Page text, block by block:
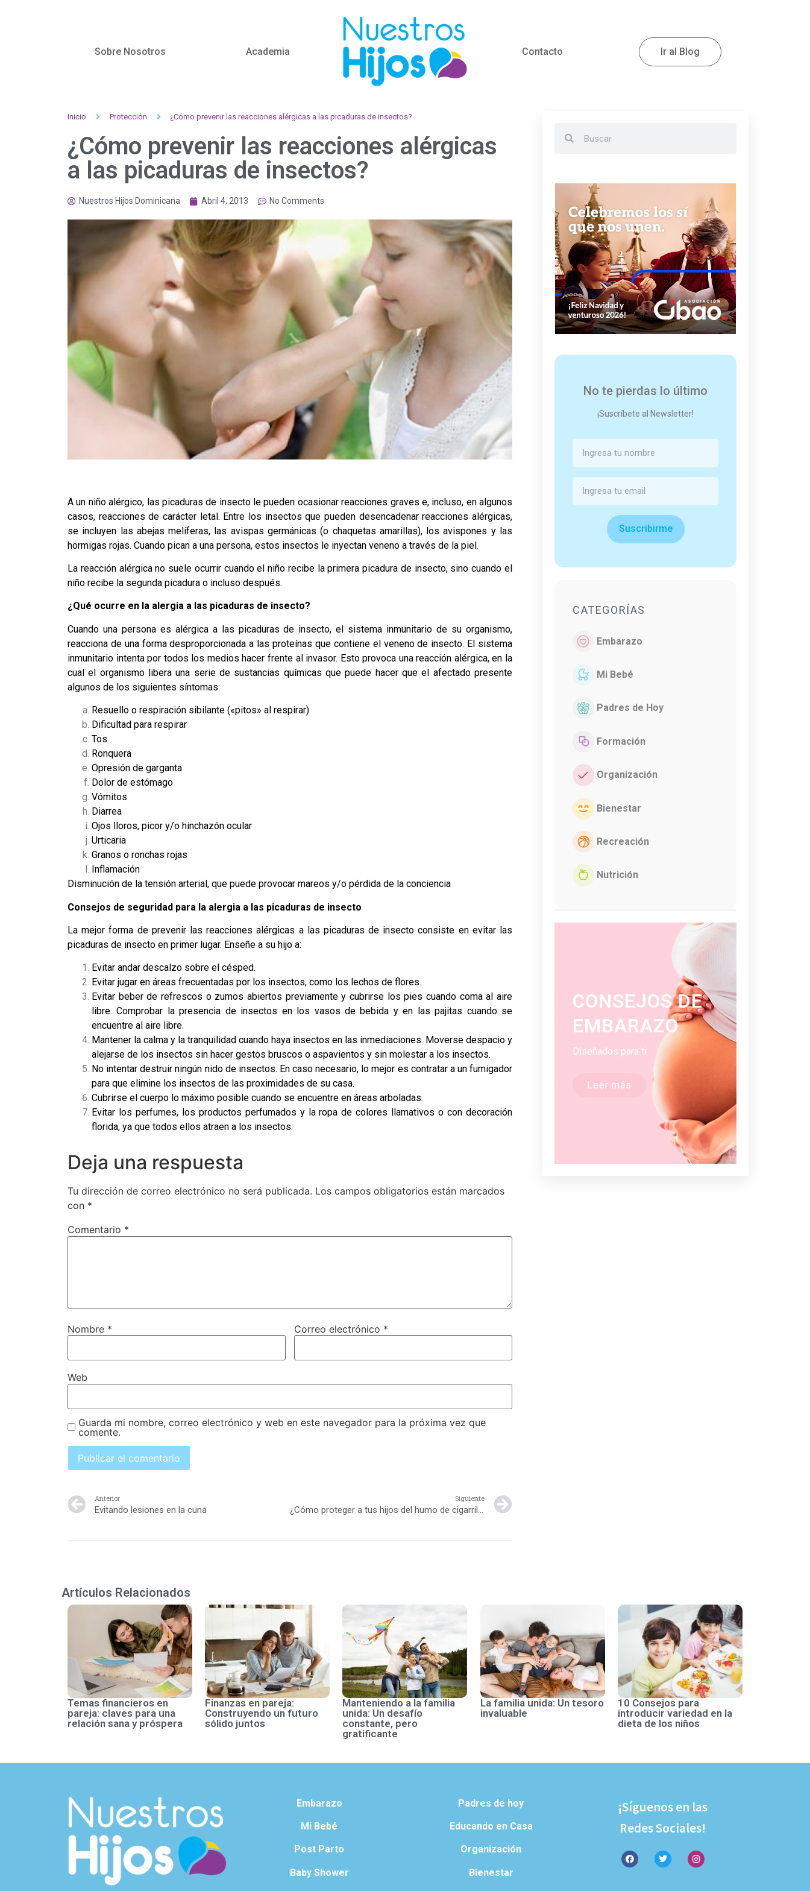
Sobre Nosotros Academia Contacto Ir al Blog
Inicio Protección ¿Cómo prevenir las reacciones alérgicas a las picaduras de insectos?
¿Cómo prevenir las reacciones alérgicas
a las picaduras de insectos?
Nuestros Hijos Dominicana Abril 4, 2013 No Comments
A un niño alérgico, las picaduras de insecto le pueden ocasionar reacciones graves e, incluso, en algunos
casos, reacciones de carácter letal. Entre los insectos que pueden desencadenar reacciones alérgicas,
se incluyen las abejas melíferas, las avispas germánicas (o chaquetas amarillas), los avispones y las
hormigas rojas. Cuando pican a una persona, estos insectos le inyectan veneno a través de la piel.
La reacción alérgica no suele ocurrir cuando el niño recibe la primera picadura de insecto, sino cuando el
niño recibe la segunda picadura o incluso después.
¿Qué ocurre en la alergia a las picaduras de insecto?
Cuando una persona es alérgica a las picaduras de insecto, el sistema inmunitario de su organismo,
reacciona de una forma desproporcionada a las proteínas que contiene el veneno de insecto. El sistema
inmunitario intenta por todos los medios hacer frente al invasor. Esto provoca una reacción alérgica, en la
cual el organismo libera una serie de sustancias químicas que puede hacer que el afectado presente
algunos de los siguientes síntomas:
Resuello o respiración sibilante («pitos» al respirar)
Dificultad para respirar
Tos
Ronquera
Opresión de garganta
Dolor de estómago
Vómitos
Diarrea
Ojos lloros, picor y/o hinchazón ocular
Urticaria
Granos o ronchas rojas
Inflamación
Disminución de la tensión arterial, que puede provocar mareos y/o pérdida de la conciencia
Consejos de seguridad para la alergia a las picaduras de insecto
La mejor forma de prevenir las reacciones alérgicas a las picaduras de insecto consiste en evitar las
picaduras de insecto en primer lugar. Enseñe a su hijo a:
Evitar andar descalzo sobre el césped.
Evitar jugar en áreas frecuentadas por los insectos, como los lechos de flores.
Evitar beber de refrescos o zumos abiertos previamente y cubrirse los pies cuando coma al aire
libre. Comprobar la presencia de insectos en los vasos de bebida y en las pajitas cuando se
encuentre al aire libre.
Mantener la calma y la tranquilidad cuando haya insectos en las inmediaciones. Moverse despacio y
alejarse de los insectos sin hacer gestos bruscos o aspavientos y sin molestar a los insectos.
No intentar destruir ningún nido de insectos. En caso necesario, lo mejor es contratar a un fumigador
para que elimine los insectos de las proximidades de su casa.
Cubrirse el cuerpo lo máximo posible cuando se encuentre en áreas arboladas.
Evitar los perfumes, los productos perfumados y la ropa de colores llamativos o con decoración
florida, ya que todos ellos atraen a los insectos.
Deja una respuesta
Tu dirección de correo electrónico no será publicada. Los campos obligatorios están marcados
con *
Comentario *
Nombre * Correo electrónico *
Web
Guarda mi nombre, correo electrónico y web en este navegador para la próxima vez que
comente.
Anterior
Evitando lesiones en la cuna
Siguiente
¿Cómo proteger a tus hijos del humo de cigarrillo?
No te pierdas lo último
¡Suscríbete al Newsletter!
Suscribirme
CATEGORÍAS
Embarazo
Mi Bebé
Padres de Hoy
Formación
Organización
Bienestar
Recreación
Nutrición
CONSEJOS DE
EMBARAZO
Diseñados para ti
Leer más
Artículos Relacionados
Temas financieros en
pareja: claves para una
relación sana y próspera
Finanzas en pareja:
Construyendo un futuro
sólido juntos
Manteniendo a la familia
unida: Un desafío
constante, pero
gratificante
La familia unida: Un tesoro
invaluable
10 Consejos para
introducir variedad en la
dieta de los niños
Embarazo
Mi Bebé
Post Parto
Baby Shower
Padres de hoy
Educando en Casa
Organización
Bienestar
¡Síguenos en las
Redes Sociales!